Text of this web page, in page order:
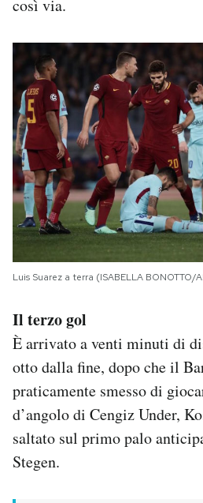
così via.
Luis Suarez a terra (ISABELLA
Il terzo gol
È arrivato a venti minuti di
otto dalla fine, dopo che il
praticamente smesso di
d’angolo di Cengiz Under,
saltato sul primo palo
Stegen.